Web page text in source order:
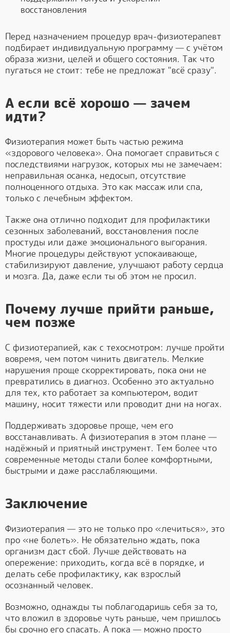
восстановления
Перед назначением процедур врач-физиотерапевт
подбирает индивидуальную программу — с учётом
образа жизни, целей и общего состояния. Так что
пугаться не стоит: тебе не предложат "всё сразу".
А если всё хорошо — зачем
идти?
Физиотерапия может быть частью режима
«здорового человека». Она помогает справиться с
последствиями нагрузок, которых мы не замечаем:
неправильная осанка, недосып, отсутствие
полноценного отдыха. Это как массаж или спа,
только с лечебным эффектом.
Также она отлично подходит для профилактики
сезонных заболеваний, восстановления после
простуды или даже эмоционального выгорания.
Многие процедуры действуют успокаивающе,
стабилизируют давление, улучшают работу сердца
и мозга. Да, даже если ты об этом не просил.
Почему лучше прийти раньше,
чем позже
С физиотерапией, как с техосмотром: лучше пройти
вовремя, чем потом чинить двигатель. Мелкие
нарушения проще скорректировать, пока они не
превратились в диагноз. Особенно это актуально
для тех, кто работает за компьютером, водит
машину, носит тяжести или проводит дни на ногах.
Поддерживать здоровье проще, чем его
восстанавливать. А физиотерапия в этом плане —
надёжный и приятный инструмент. Тем более что
современные методы стали более комфортными,
быстрыми и даже расслабляющими.
Заключение
Физиотерапия — это не только про «лечиться», это
про «не болеть». Не обязательно ждать, пока
организм даст сбой. Лучше действовать на
опережение: приходить, когда всё в порядке, и
делать себе профилактику, как взрослый
осознанный человек.
Возможно, однажды ты поблагодаришь себя за то,
что вложил в здоровье чуть раньше, чем пришлось
бы срочно его спасать. А пока — можно просто